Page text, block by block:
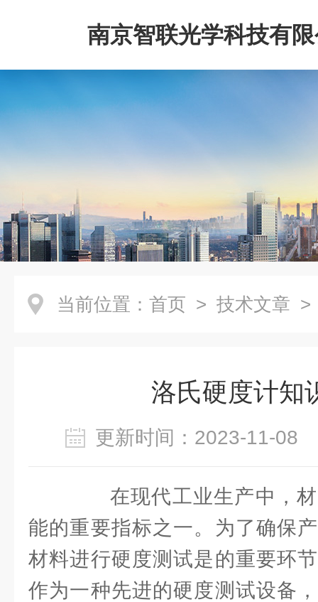
南京智联光学科技有
当前位置： 首页 > 技术文章 >
洛氏硬度计知
更新时间：2023-11-
在现代工业生产中，材
能的重要指标之一。为了确保
材料进行硬度测试是的重要环
作为一种先进的硬度测试设备